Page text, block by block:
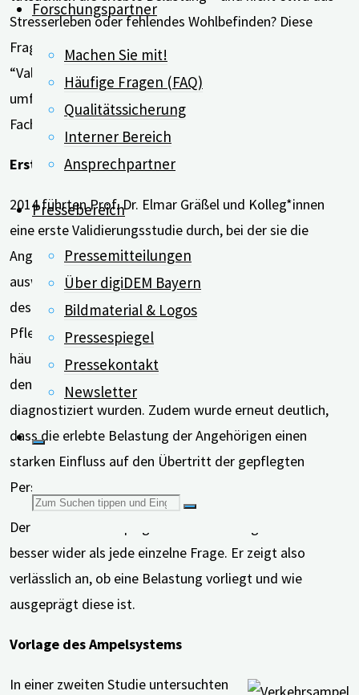
Forschungspartner
Machen Sie mit!
Häufige Fragen (FAQ)
Qualitätssicherung
Interner Bereich
Ansprechpartner
Pressebereich
Pressemitteilungen
Über digiDEM Bayern
Bildmaterial & Logos
Pressespiegel
Pressekontakt
Newsletter
Suchen
nach:
Stresserleben oder fehlendes Wohlbefinden? Diese
Frage nach der wissenschaftlichen Gültigkeit, der
“Valididät”, der HPS-Kurzform wurde in zwei
umfangreichen Studien untersucht, die in renommierten
Fachzeitschriften veröffentlicht wurden.
Erste Studie mit 351 pflegenden Angehörigen
2014 führten Prof. Dr. Elmar Gräßel und Kolleg*innen
eine erste Validierungsstudie durch, bei der sie die
Angaben von 351 pflegenden Angehörigen aus Bayern
auswerteten. Dabei zeigte sich ein deutlicher Anstieg
des Punktewertes, wenn die Demenz der
Pflegepersonen voranschritt, “störendes” Verhalten
häufiger auftrat, der Pflegebedarf zunahm und wenn bei
den pflegenden Angehörigen Depressionen
diagnostiziert wurden. Zudem wurde erneut deutlich,
dass die erlebte Belastung der Angehörigen einen
starken Einfluss auf den Übertritt der gepflegten
Person in eine Pflegeeinrichtung hatte.
Der Summenwert spiegelte die Belastung dabei noch
besser wider als jede einzelne Frage. Er zeigt also
verlässlich an, ob eine Belastung vorliegt und wie
ausgeprägt diese ist.
Vorlage des Ampelsystems
In einer zweiten Studie untersuchten